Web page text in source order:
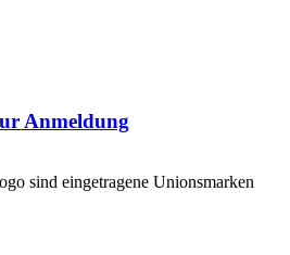
Anmeldung
sind eingetragene Unionsmarken